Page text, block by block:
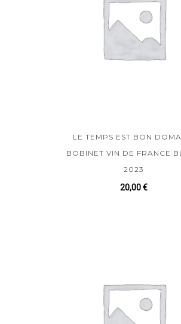
LE TEMPS EST BON
BOBINET VIN DE FRANCE
2023
20,00€